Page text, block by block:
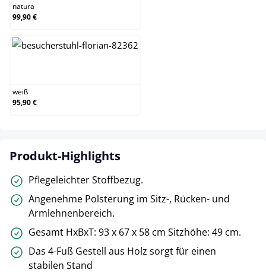
natura
99,90 €
weiß
95,90 €
Produkt-Highlights
Pflegeleichter Stoffbezug.
Angenehme Polsterung im Sitz-, Rücken- und
Armlehnenbereich.
Gesamt HxBxT: 93 x 67 x 58 cm Sitzhöhe: 49 cm.
Das 4-Fuß Gestell aus Holz sorgt für einen
stabilen Stand